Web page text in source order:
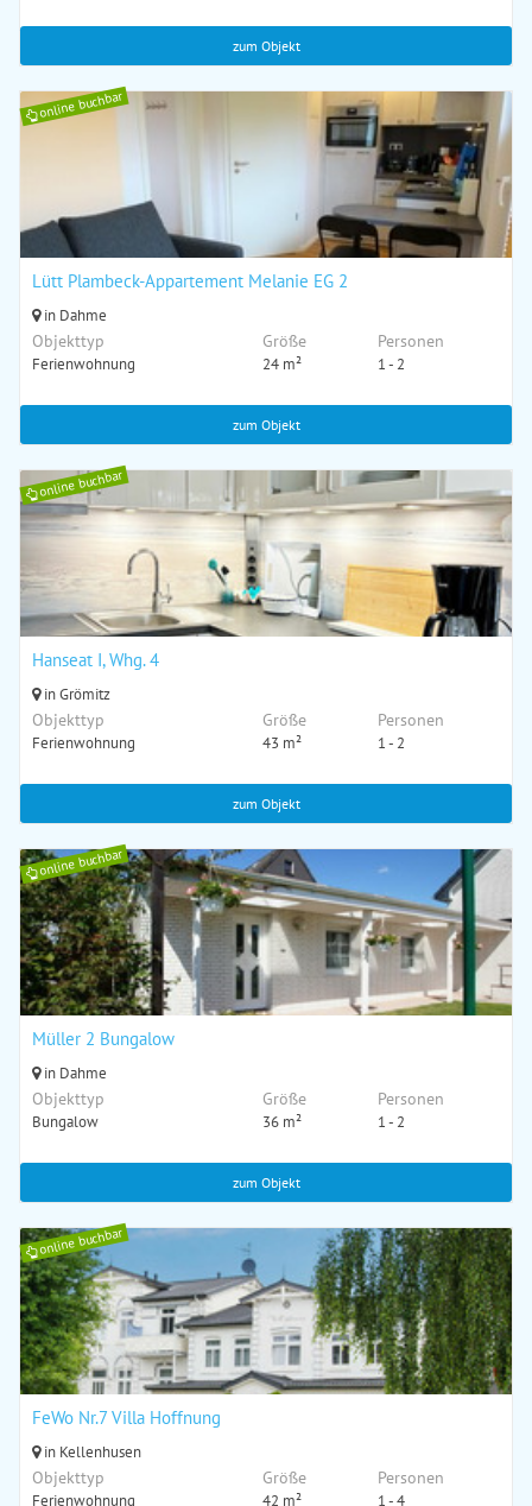
zum Objekt
online buchbar
Lütt Plambeck-Appartement Melanie EG 2
in Dahme
Objekttyp
Ferienwohnung
Größe
24 m²
Personen
1 - 2
zum Objekt
online buchbar
Hanseat I, Whg. 4
in Grömitz
Objekttyp
Ferienwohnung
Größe
43 m²
Personen
1 - 2
zum Objekt
online buchbar
Müller 2 Bungalow
in Dahme
Objekttyp
Bungalow
Größe
36 m²
Personen
1 - 2
zum Objekt
online buchbar
FeWo Nr.7 Villa Hoffnung
in Kellenhusen
Objekttyp
Ferienwohnung
Größe
42 m²
Personen
1 - 4